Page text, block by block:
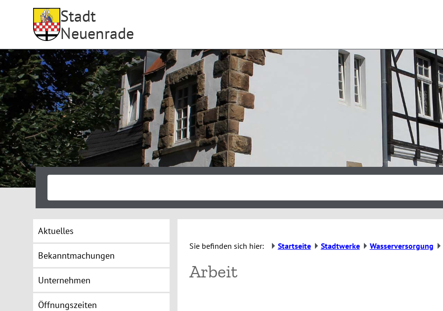
Stadt
Neuenrade
Aktuelles
Bekanntmachungen
Unternehmen
Öffnungszeiten
Sie befinden sich hier: Startseite Stadtwerke Wasserversorgung
Arbeit